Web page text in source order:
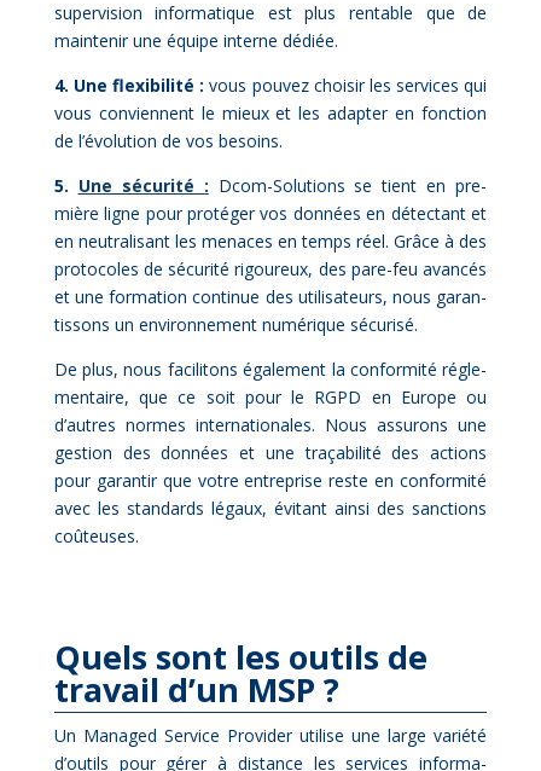
su­per­vi­sion in­for­ma­tique est plus ren­table que de
main­te­nir une équipe in­terne dé­diée.
4. Une flexi­bi­li­té : vous pou­vez choi­sir les ser­vices qui
vous conviennent le mieux et les adap­ter en fonc­tion
de l’évolution de vos be­soins.
5. Une sé­cu­ri­té : Dcom-So­lu­tions se tient en pre­
mière ligne pour pro­té­ger vos don­nées en dé­tec­tant et
en neu­tra­li­sant les me­naces en temps réel. Grâce à des
pro­to­coles de sé­cu­ri­té ri­gou­reux, des pare-feu avan­cés
et une for­ma­tion conti­nue des uti­li­sa­teurs, nous ga­ran­
tis­sons un en­vi­ron­ne­ment nu­mé­rique sé­cu­ri­sé.
De plus, nous fa­ci­li­tons éga­le­ment la confor­mi­té ré­gle­
men­taire, que ce soit pour le RGPD en Eu­rope ou
d’autres normes in­ter­na­tio­nales. Nous as­su­rons une
ges­tion des don­nées et une tra­ça­bi­li­té des ac­tions
pour ga­ran­tir que votre en­tre­prise reste en confor­mi­té
avec les stan­dards lé­gaux, évi­tant ain­si des sanc­tions
coû­teuses.
Quels sont les ou­tils de
tra­vail d’un MSP ?
Un Ma­na­ged Ser­vice Pro­vi­der uti­lise une large va­rié­té
d’outils pour gé­rer à dis­tance les ser­vices in­for­ma­